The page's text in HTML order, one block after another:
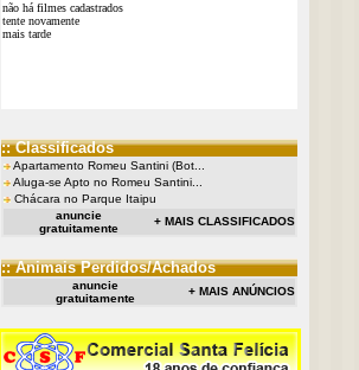
não há filmes cadastrados
tente novamente
mais tarde
:: Classificados
Apartamento Romeu Santini (Bot...
Aluga-se Apto no Romeu Santini...
Chácara no Parque Itaipu
anuncie
gratuitamente
+ MAIS CLASSIFICADOS
:: Animais Perdidos/Achados
anuncie
gratuitamente
+ MAIS ANÚNCIOS